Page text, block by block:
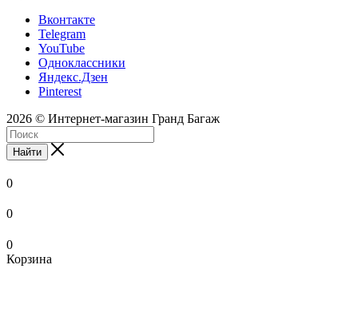
Вконтакте
Telegram
YouTube
Одноклассники
Яндекс.Дзен
Pinterest
2026 © Интернет-магазин Гранд Багаж
Найти
0
0
0
Корзина